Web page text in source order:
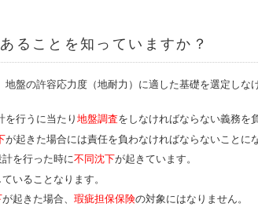
ることを知っていますか？
地盤の許容応力度（地耐力）に適した基礎を選定しな
を行うに当たり 地盤調査をしなければならない義務を
が起きた場合には責任を負わなければならないことに
を行った時に不同沈下が起きています。
いることなります。
が起きた場合、 瑕疵担保保険の対象にはなりません。